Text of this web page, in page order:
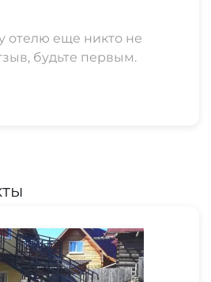
отелю еще никто не
будьте первым.